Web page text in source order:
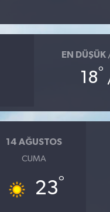
EN DÜŞÜK
18°
14 AĞUSTOS
CUMA
23°